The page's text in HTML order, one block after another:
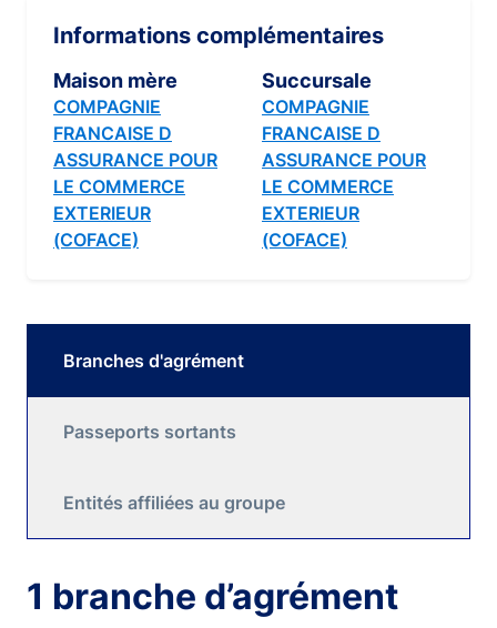
Informations complémentaires
Maison mère
COMPAGNIE
FRANCAISE D
ASSURANCE POUR
LE COMMERCE
EXTERIEUR
(COFACE)
Succursale
COMPAGNIE
FRANCAISE D
ASSURANCE POUR
LE COMMERCE
EXTERIEUR
(COFACE)
Branches d'agrément
Passeports sortants
Entités affiliées au groupe
1 branche d’agrément